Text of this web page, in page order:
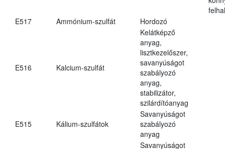
E517
Ammónium-szulfát Hordozó
E516 Kalcium-szulfát
Kelátképző
anyag,
lisztkezelőszer,
savanyúságot
szabályozó
anyag,
stabilizátor,
szilárdítóanyag
E515 Kálium-szulfátok
Savanyúságot
szabályozó
anyag
Savanyúságot